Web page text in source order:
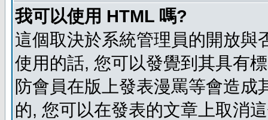
我可以使用 HTML 嗎?
這個取決於系統管理員的開放與
使用的話, 您可以發覺到其具有
防會員在版上發表漫罵等會造
的, 您可以在發表的文章上取消